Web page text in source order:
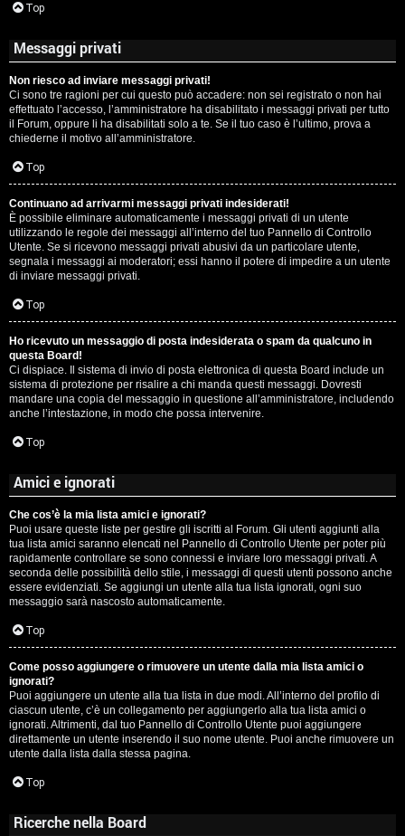
Top
Messaggi privati
Non riesco ad inviare messaggi privati!
Ci sono tre ragioni per cui questo può accadere: non sei registrato o non hai
effettuato l’accesso, l’amministratore ha disabilitato i messaggi privati per tutto
il Forum, oppure li ha disabilitati solo a te. Se il tuo caso è l’ultimo, prova a
chiederne il motivo all’amministratore.
Top
Continuano ad arrivarmi messaggi privati indesiderati!
È possibile eliminare automaticamente i messaggi privati ​​di un utente
utilizzando le regole dei messaggi all’interno del tuo Pannello di Controllo
Utente. Se si ricevono messaggi privati ​​abusivi da un particolare utente,
segnala i messaggi ai moderatori; essi hanno il potere di impedire a un utente
di inviare messaggi privati​​.
Top
Ho ricevuto un messaggio di posta indesiderata o spam da qualcuno in
questa Board!
Ci dispiace. Il sistema di invio di posta elettronica di questa Board include un
sistema di protezione per risalire a chi manda questi messaggi. Dovresti
mandare una copia del messaggio in questione all’amministratore, includendo
anche l’intestazione, in modo che possa intervenire.
Top
Amici e ignorati
Che cos’è la mia lista amici e ignorati?
Puoi usare queste liste per gestire gli iscritti al Forum. Gli utenti aggiunti alla
tua lista amici saranno elencati nel Pannello di Controllo Utente per poter più
rapidamente controllare se sono connessi e inviare loro messaggi privati. A
seconda delle possibilità dello stile, i messaggi di questi utenti possono anche
essere evidenziati. Se aggiungi un utente alla tua lista ignorati, ogni suo
messaggio sarà nascosto automaticamente.
Top
Come posso aggiungere o rimuovere un utente dalla mia lista amici o
ignorati?
Puoi aggiungere un utente alla tua lista in due modi. All’interno del profilo di
ciascun utente, c’è un collegamento per aggiungerlo alla tua lista amici o
ignorati. Altrimenti, dal tuo Pannello di Controllo Utente puoi aggiungere
direttamente un utente inserendo il suo nome utente. Puoi anche rimuovere un
utente dalla lista dalla stessa pagina.
Top
Ricerche nella Board